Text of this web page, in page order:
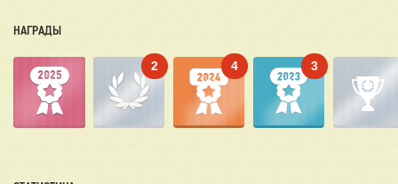
НАГРАДЫ
2 4 3